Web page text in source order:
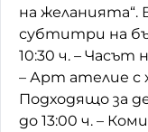
на
субтитри на
10:30 ч. – Часът
– Арт ателие с
Подходящо за
до 13:00 ч. –